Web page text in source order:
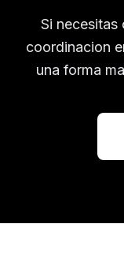
Si necesitas
coordinacion
una forma